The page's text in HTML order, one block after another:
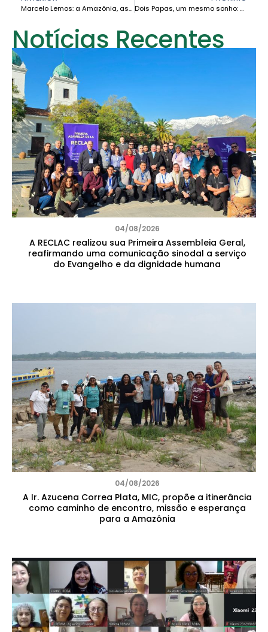
Marcelo Lemos: a Amazônia, as mudanças climáticas e o futuro do trabalho Dois Papas, um mesmo sonho: a CEAMA caminha com força e esperança rumo à sua institucionalização
Notícias Recentes
04/08/2026
A RECLAC realizou sua Primeira Assembleia Geral,
reafirmando uma comunicação sinodal a serviço
do Evangelho e da dignidade humana
04/08/2026
A Ir. Azucena Correa Plata, MIC, propõe a itinerância
como caminho de encontro, missão e esperança
para a Amazônia